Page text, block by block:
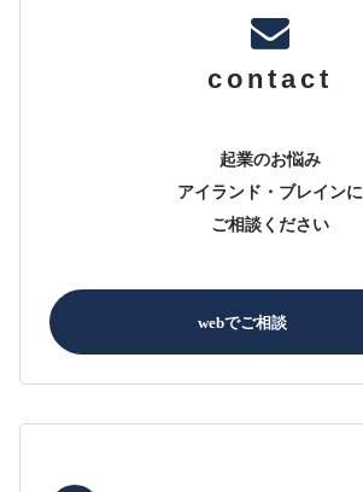
contact
起業のお悩み
アイランド・ブレインに
ご相談ください
webでご相談